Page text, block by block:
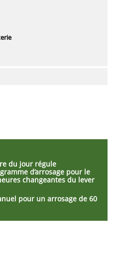
du jour régule
d’arrosage pour le
changeantes du lever
pour un arrosage de 60